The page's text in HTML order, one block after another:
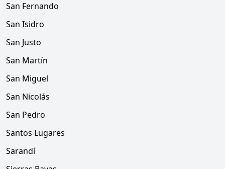
San Fernando
San Isidro
San Justo
San Martín
San Miguel
San Nicolás
San Pedro
Santos Lugares
Sarandí